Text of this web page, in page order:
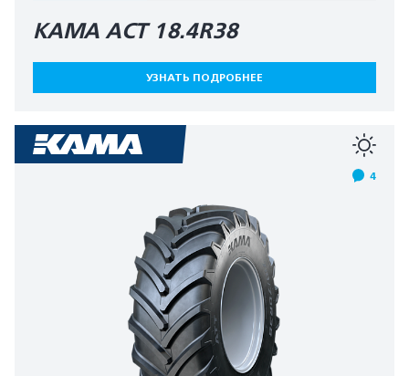
КАМА AСT 18.4R38
УЗНАТЬ ПОДРОБНЕЕ
4